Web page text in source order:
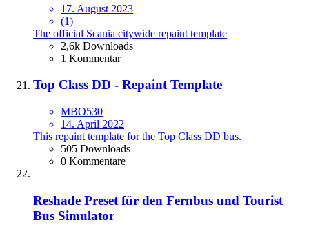
17. August 2023
(1)
The official Scania citywide repaint template
2,6k Downloads
1 Kommentar
Top Class DD - Repaint Template
MBO530
14. April 2022
This repaint template for the Top Class DD bus.
505 Downloads
0 Kommentare
Reshade Preset für den Fernbus und Tourist
Bus Simulator